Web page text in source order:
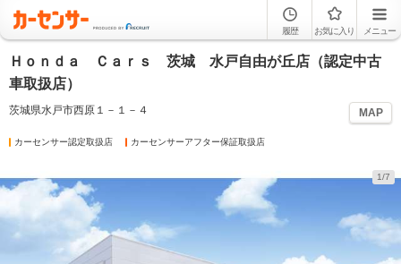
履歴 お気に入り メニュー
Ｈｏｎｄａ Ｃａｒｓ 茨城 水戸自由が丘店（認定中古
車取扱店）
茨城県水戸市西原１－１－４ MAP
カーセンサー認定取扱店 カーセンサーアフター保証取扱店
1/7